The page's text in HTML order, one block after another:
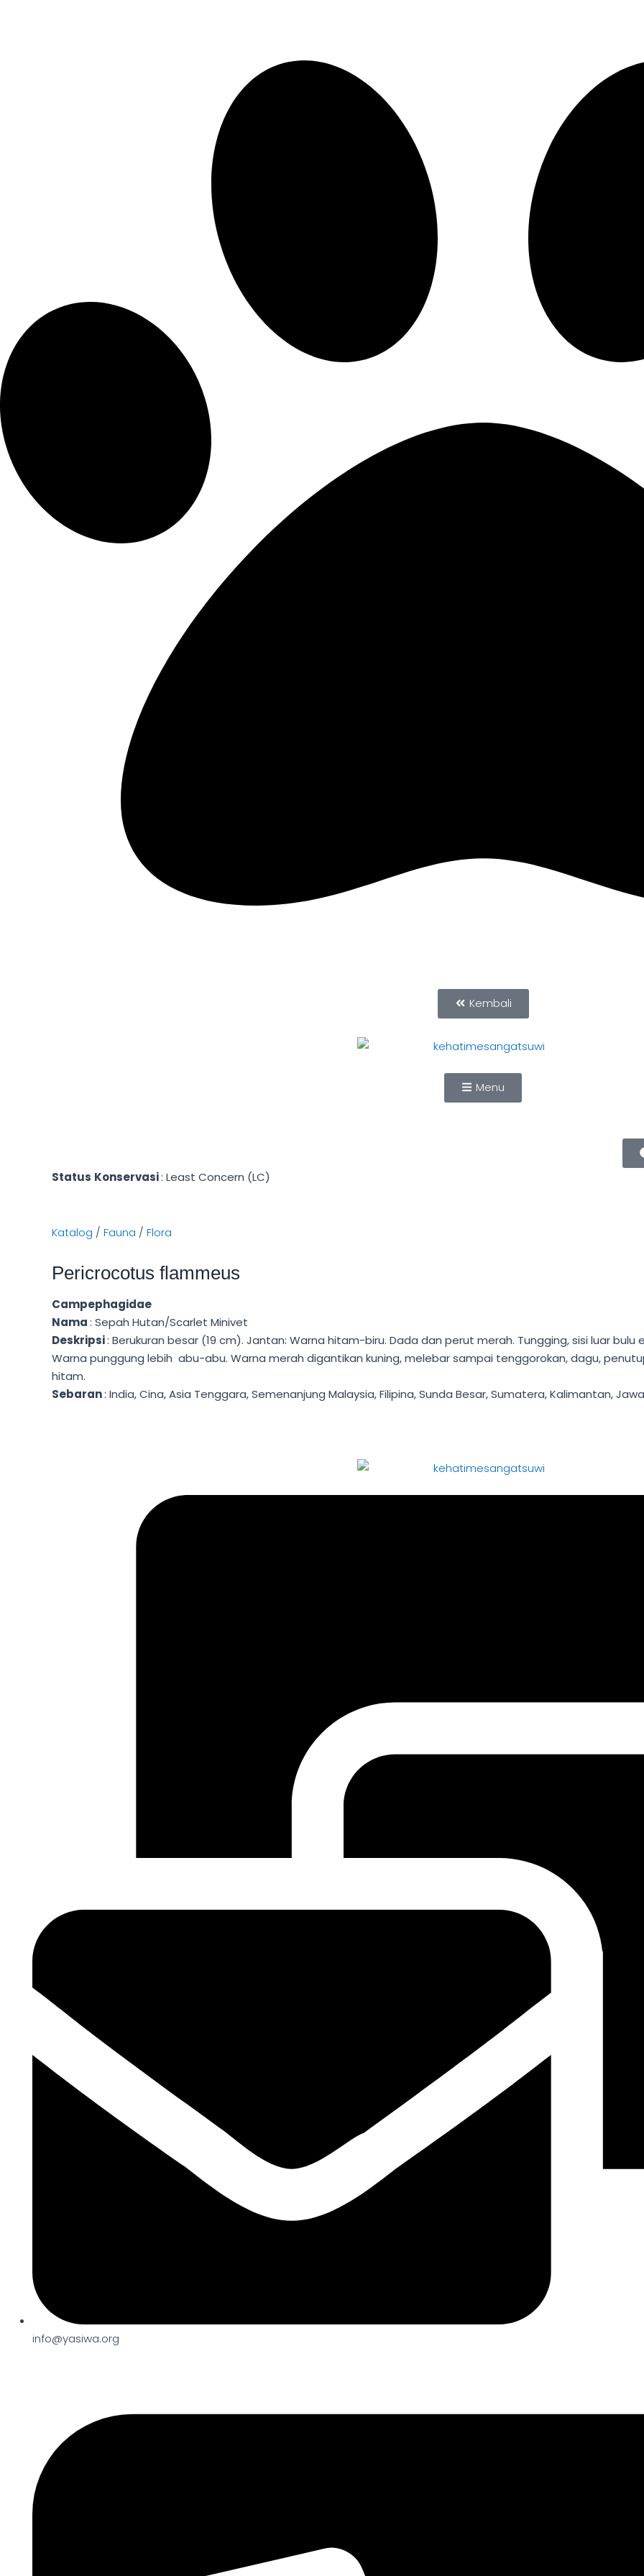
Kembali
Menu
Status Konservasi: Least Concern (LC)
Katalog / Fauna / Flora
Pericrocotus flammeus
Campephagidae
Nama: Sepah Hutan/Scarlet Minivet
Deskripsi: Berukuran besar (19 cm). Jantan: Warna hitam-biru. Dada dan perut merah. Tungging, sisi luar
Warna punggung lebih abu-abu. Warna merah digantikan kuning, melebar sampai tenggorokan, dagu,
hitam.
Sebaran: India, Cina, Asia Tenggara, Semenanjung Malaysia, Filipina, Sunda Besar, Sumatera, Kalimantan,
info@yasiwa.org